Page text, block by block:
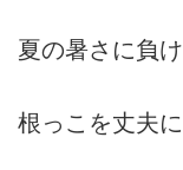
夏の暑さに負
根っこを丈夫